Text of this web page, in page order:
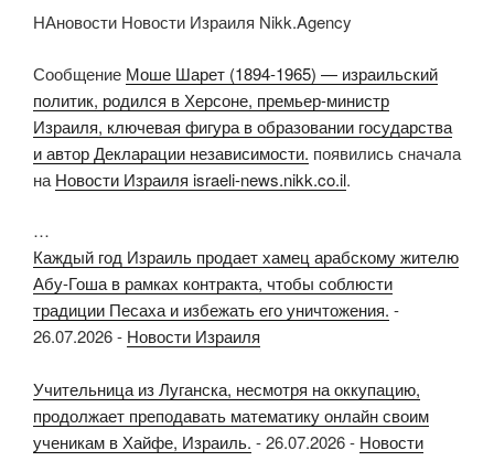
НАновости Новости Израиля Nikk.Agency
Сообщение Моше Шарет (1894-1965) — израильский
политик, родился в Херсоне, премьер-министр
Израиля, ключевая фигура в образовании государства
и автор Декларации независимости. появились сначала
на Новости Израиля israeli-news.nikk.co.il.
…
Каждый год Израиль продает хамец арабскому жителю
Абу-Гоша в рамках контракта, чтобы соблюсти
традиции Песаха и избежать его уничтожения. -
26.07.2026- Новости Израиля
Учительница из Луганска, несмотря на оккупацию,
продолжает преподавать математику онлайн своим
ученикам в Хайфе, Израиль. -26.07.2026- Новости